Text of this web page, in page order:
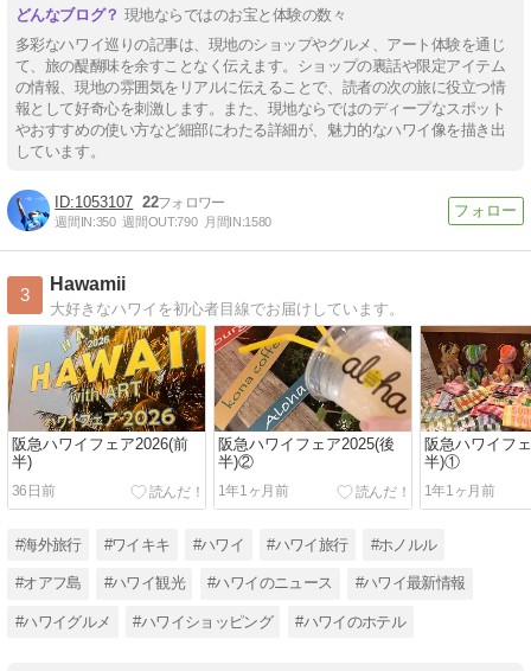
現地ならではのお宝と体験の数々
多彩なハワイ巡りの記事は、現地のショップやグルメ、アート体験を通じ
て、旅の醍醐味を余すことなく伝えます。ショップの裏話や限定アイテム
の情報、現地の雰囲気をリアルに伝えることで、読者の次の旅に役立つ情
報として好奇心を刺激します。また、現地ならではのディープなスポット
やおすすめの使い方など細部にわたる詳細が、魅力的なハワイ像を描き出
しています。
1053107 22
週間IN:350 週間OUT:790 月間IN:1580
3
Hawamii
大好きなハワイを初心者目線でお届けしています。
阪急ハワイフェア2026(前
半)
36日前
阪急ハワイフェア2025(後
半)②
1年1ヶ月前
阪急ハワイフ
半)①
1年1ヶ月前
#海外旅行 #ワイキキ #ハワイ #ハワイ旅行 #ホノルル
#オアフ島 #ハワイ観光 #ハワイのニュース #ハワイ最新情報
#ハワイグルメ #ハワイショッピング #ハワイのホテル